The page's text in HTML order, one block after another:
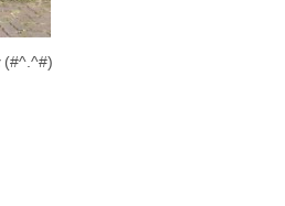
(#^.^#)